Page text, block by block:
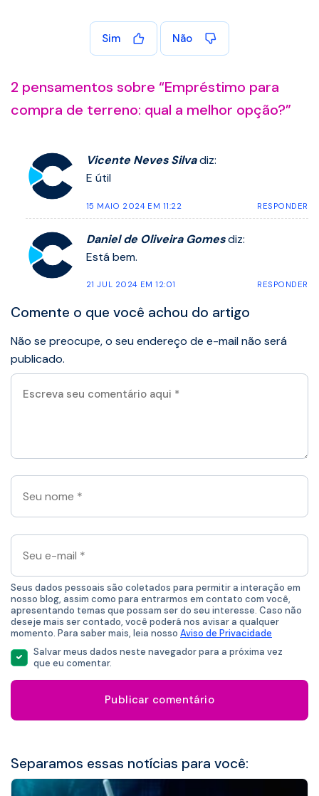
Sim Não
2 pensamentos sobre “Empréstimo para
compra de terreno: qual a melhor opção?”
Vicente Neves Silva diz:
E útil
15 MAIO 2024 EM 11:22 RESPONDER
Daniel de Oliveira Gomes diz:
Está bem.
21 JUL 2024 EM 12:01 RESPONDER
Comente o que você achou do artigo
Não se preocupe, o seu endereço de e-mail não será
publicado.
Escreva
seu
Seu
nome
*
Seu
e-
mail
*
Seus dados pessoais são coletados para permitir a interação em
nosso blog, assim como para entrarmos em contato com você,
apresentando temas que possam ser do seu interesse. Caso não
deseje mais ser contado, você poderá nos avisar a qualquer
momento. Para saber mais, leia nosso Aviso de Privacidade
Salvar meus dados neste navegador para a próxima vez
que eu comentar.
Separamos essas notícias para você: